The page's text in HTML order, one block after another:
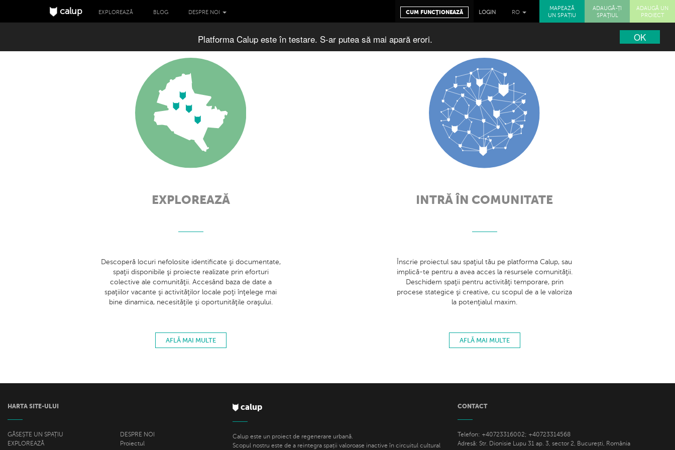
OK
Platforma Calup este în testare. S-ar putea să mai apară erori.
calup EXPLOREAZĂ BLOG DESPRE NOI CUM FUNCȚIONEAZĂ LOGIN RO
MAPEAZĂ
UN SPAȚIU
ADAUGĂ-ȚI
SPAŢIUL
ADAUGĂ UN
PROIECT
EXPLOREAZĂ
Descoperă locuri nefolosite identificate şi documentate,
spaţii disponibile şi proiecte realizate prin eforturi
colective ale comunităţii. Accesând baza de date a
spaţiilor vacante şi activităţilor locale poţi înţelege mai
bine dinamica, necesităţile şi oportunităţile oraşului.
AFLĂ MAI MULTE
INTRĂ ÎN COMUNITATE
Înscrie proiectul sau spaţiul tău pe platforma Calup, sau
implică-te pentru a avea acces la resursele comunităţii.
Deschidem spaţii pentru activităţi temporare, prin
procese stategice şi creative, cu scopul de a le valoriza
la potenţialul maxim.
AFLĂ MAI MULTE
HARTA SITE-ULUI
GĂSEȘTE UN SPAȚIU
EXPLOREAZĂ
DESPRE NOI
Proiectul
calup
Calup este un proiect de regenerare urbană.
Scopul nostru este de a reintegra spații valoroase inactive în circuitul cultural
CONTACT
Telefon: +40723316002; +40723314568
Adresă: Str. Dionisie Lupu 31 ap. 3, sector 2, București, România